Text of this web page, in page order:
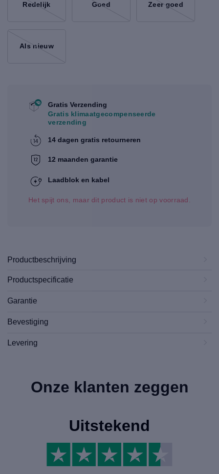
Redelijk Goed Zeer goed
Als nieuw
Gratis Verzending
Gratis klimaatgecompenseerde
verzending
14 dagen gratis retourneren
12 maanden garantie
Laadblok en kabel
Het spijt ons, maar dit product is niet op voorraad.
Productbeschrijving
Productspecificatie
Garantie
Bevestiging
Levering
Onze klanten zeggen
Uitstekend